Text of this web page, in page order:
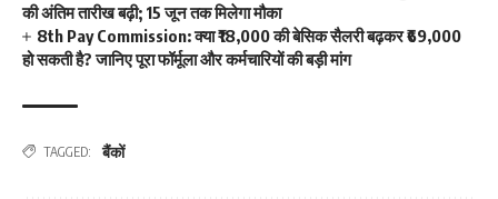
की अंतिम तारीख बढ़ी; 15 जून तक मिलेगा मौका
8th Pay Commission: क्या ₹18,000 की बेसिक सैलरी बढ़कर ₹69,000
हो सकती है? जानिए पूरा फॉर्मूला और कर्मचारियों की बड़ी मांग
TAGGED: बैंकों